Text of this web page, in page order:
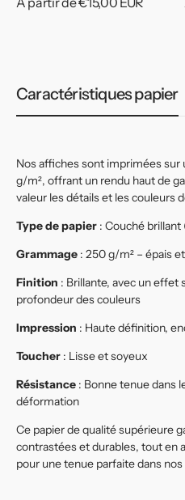
Caractéristiques papier
Nos affiches sont imprimées sur
g/m², offrant un rendu haut de
valeur les détails et les couleurs
Type de papier : Couché brillant
Grammage : 250 g/m² – épais
Finition : Brillante, avec un effet
profondeur des couleurs
Impression : Haute définition,
Toucher : Lisse et soyeux
Résistance : Bonne tenue dans
déformation
Ce papier de qualité supérieure
contrastées et durables, tout en
pour une tenue parfaite dans nos